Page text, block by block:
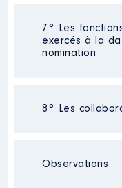
Néant
7° Les
exercés à la
nomination
Néant
8° Les
:
Observations